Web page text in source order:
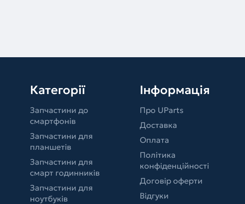
Категорії
Запчастини до
смартфонів
Запчастини для
планшетів
Запчастини для
смарт годинників
Запчастини для
ноутбуків
Інформація
Про UParts
Доставка
Оплата
Політика
конфіденційності
Договір оферти
Відгуки